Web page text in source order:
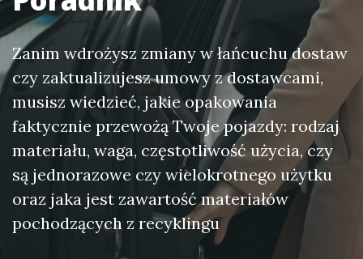
Zanim wdrożysz zmiany w łańcuchu dostaw
czy zaktualizujesz umowy z dostawcami,
musisz wiedzieć, jakie opakowania
faktycznie przewożą Twoje pojazdy: rodzaj
materiału, waga, częstotliwość użycia, czy
są jednorazowe czy wielokrotnego użytku
oraz jaka jest zawartość materiałów
pochodzących z recyklingu